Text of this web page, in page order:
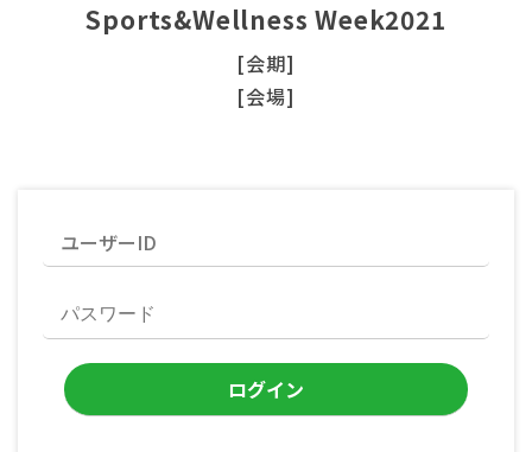
Sports&Wellness Week2021
[会期]
[会場]